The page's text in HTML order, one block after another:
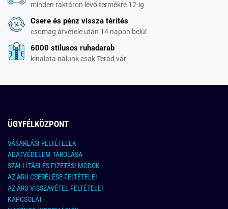
minden raktáron lévő termékre 12-ig
Csere és pénz vissza térítés
csomag átvétele után 14 napon belül
6000 stílusos ruhadarab
kínalata nálunk csak Terád vár
ÜGYFÉLKÖZPONT
VÁSARLÁSI FELTÉTELEK
ADATVÉDELEM TÁROLÁSA
SZÁLLÍTÁSI ÉS FIZETÉSI MÓDOK
AZ ÁRU CSERÉLÉSE FELTÉTELEI
AZ ÁRU VISSZAVÉTEL FELTÉTELEI
KAPCSOLAT